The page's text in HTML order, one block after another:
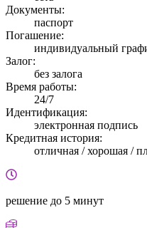
Документы:
паспорт
Погашение:
индивидуальный
Залог:
без залога
Время работы:
24/7
Идентификация:
электронная подпись
Кредитная история:
отличная / хорошая /
решение до 5 минут